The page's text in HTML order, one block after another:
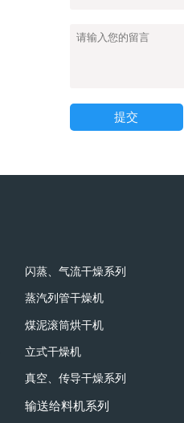
提交
闪蒸、气流干燥系列
蒸汽列管干燥机
煤泥滚筒烘干机
立式干燥机
真空、传导干燥系列
输送给料机系列